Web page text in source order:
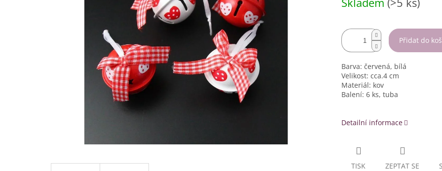
cena:
Přidat do
Barva: červená, bílá
Velikost: cca.4 cm
Materiál: kov
Balení: 6 ks, tuba
Detailní informace
TISK ZEPTAT SE